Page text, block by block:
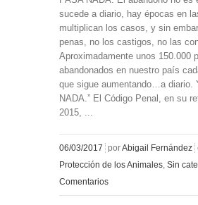
sucede a diario, hay épocas en
multiplican los casos, y sin
penas, no los castigos, no las
Aproximadamente unos 150.000
abandonados en nuestro país
que sigue aumentando…a diario.
NADA.” El Código Penal, en su
2015, ...
06/03/2017 porAbigail Fernández
Protección de los Animales Sin
Comentarios